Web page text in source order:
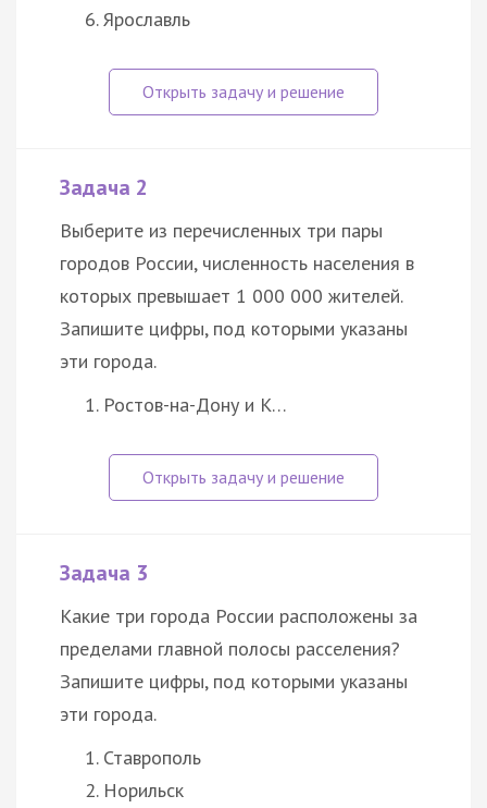
Ярославль
Задача 2
Выберите из перечисленных три пары
городов России, численность населения в
которых превышает 1 000 000 жителей.
Запишите цифры, под которыми указаны
эти города.
Ростов-на-Дону и К…
Задача 3
Какие три города России расположены за
пределами главной полосы расселения?
Запишите цифры, под которыми указаны
эти города.
Ставрополь
Норильск